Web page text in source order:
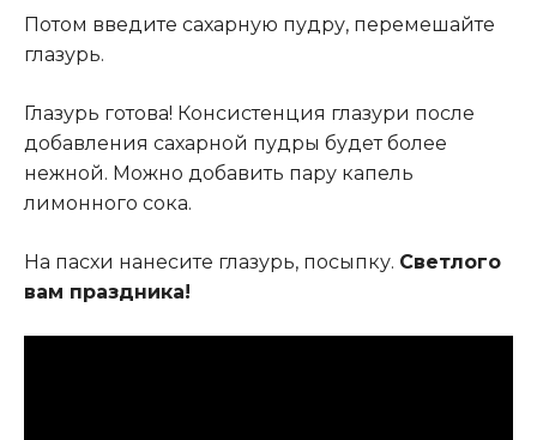
Потом введите сахарную пудру, перемешайте
глазурь.
Глазурь готова! Консистенция глазури после
добавления сахарной пудры будет более
нежной. Можно добавить пару капель
лимонного сока.
На пасхи нанесите глазурь, посыпку. Светлого
вам праздника!